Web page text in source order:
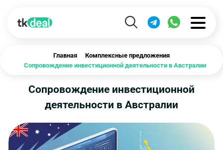
Главная
Комплексные предложения
Сопровождение инвестиционной деятельности в Австралии
Сопровождение инвестиционной
деятельности в Австралии